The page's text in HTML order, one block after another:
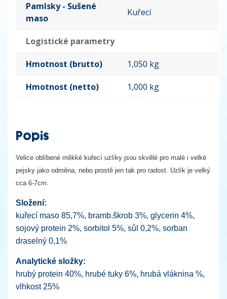
Pamlsky - Sušené
maso
Kuřecí
Logistické parametry
Hmotnost (brutto) 1,050 kg
Hmotnost (netto) 1,000 kg
Popis
Velice oblíbené měkké kuřecí uzlíky jsou skvělé pro malé i velké
pejsky jako odměna, nebo prostě jen tak pro radost. Uzlík je velký
cca 6-7cm.
Složení:
kuřecí maso 85,7%, bramb.škrob 3%, glycerin 4%,
sojový protein 2%, sorbitol 5%, sůl 0,2%, sorban
draselný 0,1%
Analytické složky:
hrubý protein 40%, hrubé tuky 6%, hrubá vláknina %,
vlhkost 25%